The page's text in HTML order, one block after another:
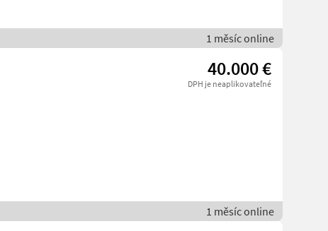
1 měsíc online
40.000 €
DPH je neaplikovateľné
1 měsíc online